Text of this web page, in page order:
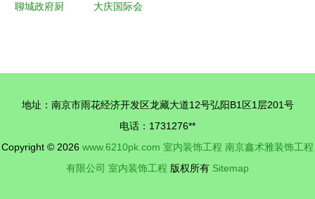
聊城政府厨
大庆国际会
典范
地址：南京市雨花经济开发区龙藏大道12号弘阳B1区1层201号
电话：1731276**
Copyright © 2026 www.6210pk.com 室内装饰工程 南京鑫术雅装饰工程
有限公司 室内装饰工程 版权所有 Sitemap